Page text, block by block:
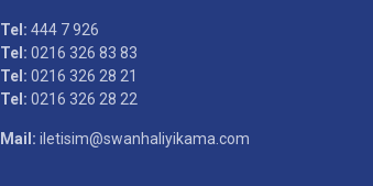
Tel: 444 7 926
Tel: 0216 326 83 83
Tel: 0216 326 28 21
Tel: 0216 326 28 22
Mail: iletisim@swanhaliyikama.com